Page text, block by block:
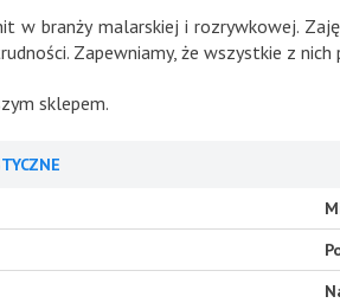
w branży malarskiej i rozrywkowej.
Zapewniamy, że wszystkie z
sklepem.